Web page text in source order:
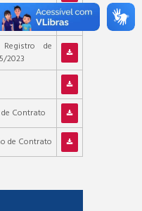
de Licitação
de
2023
Contrato
de Contrato